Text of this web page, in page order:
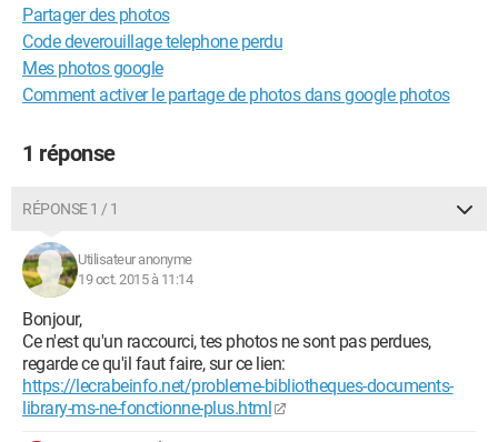
Partager des photos
Code deverouillage telephone perdu
Mes photos google
Comment activer le partage de photos dans google photos
1 réponse
RÉPONSE 1 / 1
Utilisateur anonyme
19 oct. 2015 à 11:14
Bonjour,
Ce n'est qu'un raccourci, tes photos ne sont pas perdues,
regarde ce qu'il faut faire, sur ce lien:
https://lecrabeinfo.net/probleme-bibliotheques-documents-
library-ms-ne-fonctionne-plus.html